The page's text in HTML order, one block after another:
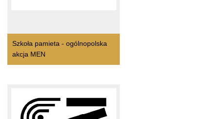
Szkoła pamieta - ogólnopolska
akcja MEN